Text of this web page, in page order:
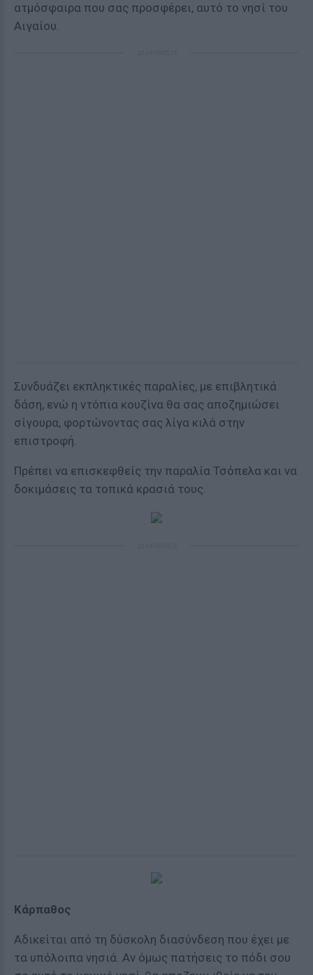
ατμόσφαιρα που σας προσφέρει, αυτό το νησί του
Αιγαίου.
Συνδυάζει εκπληκτικές παραλίες, με επιβλητικά
δάση, ενώ η ντόπια κουζίνα θα σας αποζημιώσει
σίγουρα, φορτώνοντας σας λίγα κιλά στην
επιστροφή.
Πρέπει να επισκεφθείς την παραλία Τσόπελα και να
δοκιμάσεις τα τοπικά κρασιά τους.
Κάρπαθος
Αδικείται από τη δύσκολη διασύνδεση που έχει με
τα υπόλοιπα νησιά. Αν όμως πατήσεις το πόδι σου